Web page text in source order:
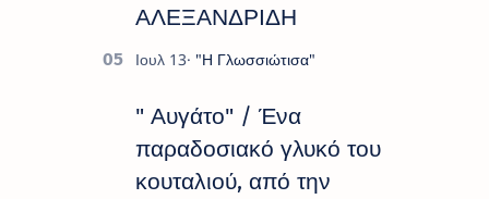
ΑΛΕΞΑΝΔΡΙΔΗ
" Αυγάτο" / Ένα
παραδοσιακό γλυκό του
κουταλιού, από την